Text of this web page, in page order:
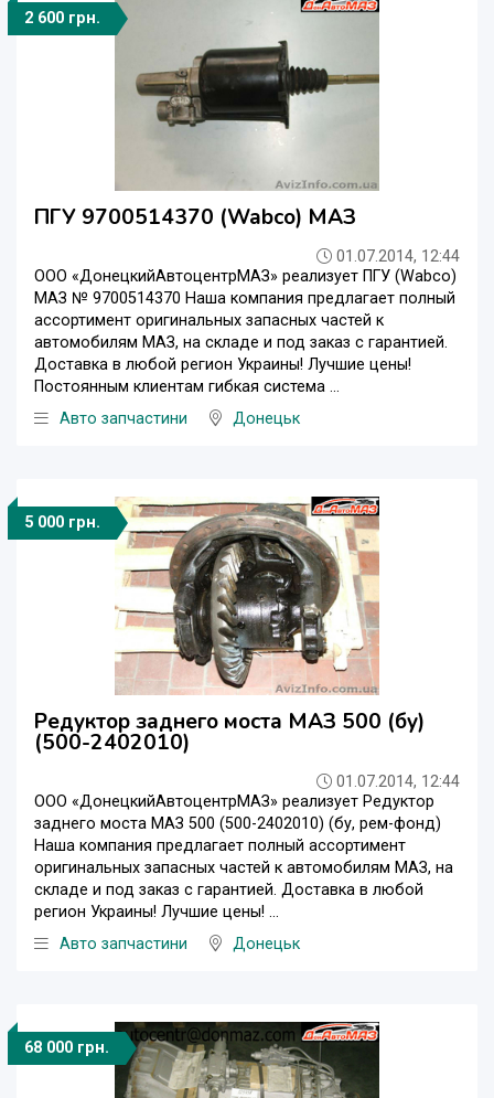
2 600 грн.
ПГУ 9700514370 (Wabco) МАЗ
01.07.2014, 12:44
ООО «ДонецкийАвтоцентрМАЗ» реализует ПГУ (Wabco)
МАЗ № 9700514370 Наша компания предлагает полный
ассортимент оригинальных запасных частей к
автомобилям МАЗ, на складе и под заказ с гарантией.
Доставка в любой регион Украины! Лучшие цены!
Постоянным клиентам гибкая система ...
Авто запчастини
Донецьк
5 000 грн.
Редуктор заднего моста МАЗ 500 (бу)
(500-2402010)
01.07.2014, 12:44
ООО «ДонецкийАвтоцентрМАЗ» реализует Редуктор
заднего моста МАЗ 500 (500-2402010) (бу, рем-фонд)
Наша компания предлагает полный ассортимент
оригинальных запасных частей к автомобилям МАЗ, на
складе и под заказ с гарантией. Доставка в любой
регион Украины! Лучшие цены! ...
Авто запчастини
Донецьк
68 000 грн.